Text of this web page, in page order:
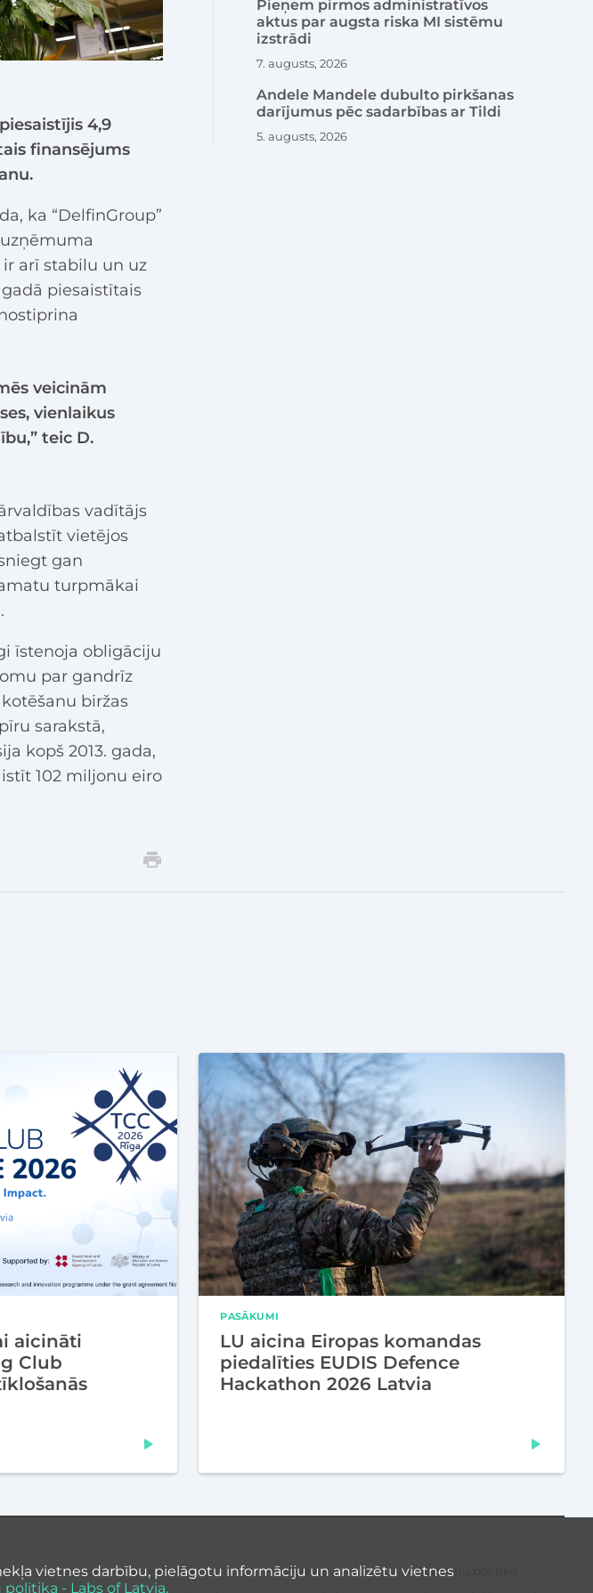
4,9
finansējums
ka “DelfinGroup”
arī stabilu un uz
piesaistītais
veicinām
vienlaikus
teic D.
vadītājs
vietējos
gan
turpmākai
īstenoja obligāciju
par gandrīz
biržas
sarakstā,
kopš 2013. gada,
102 miljonu eiro
Pieņem pirmos administratīvos
aktus par augsta riska MI sistēmu
izstrādi
7. augusts, 2026
Andele Mandele dubulto pirkšanas
darījumus pēc sadarbības ar Tildi
5. augusts, 2026
aicināti
Club
PASĀKUMI
LU aicina Eiropas komandas
piedalīties EUDIS Defence
Hackathon 2026 Latvia
vietnes darbību, pielāgotu informāciju un analizētu vietnes
- Labs of Latvia.
Aktuāli
Resursi
Sīkdatņu politika